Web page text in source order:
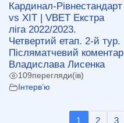
Кардинал-Рівнестандарт
vs ХІТ | VBET Екстра
ліга 2022/2023.
Четвертий етап. 2-й тур.
Післяматчевий коментар
Владислава Лисенка
109перегляди(ів)
Інтерв’ю
1 2 3